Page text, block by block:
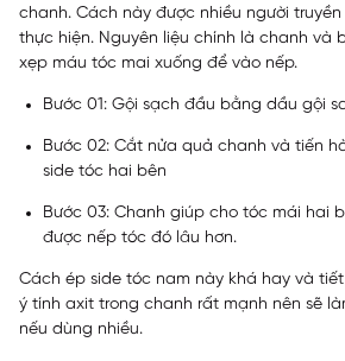
chanh. Cách này được nhiều người
thực hiện. Nguyên liệu chính là chanh và
xẹp máu tóc mai xuống để vào nếp.
Bước 01: Gội sạch đầu bằng dầu gội
Bước 02: Cắt nửa quả chanh và tiến
side tóc hai bên
Bước 03: Chanh giúp cho tóc mái hai
được nếp tóc đó lâu hơn.
Cách ép side tóc nam này khá hay và
ý tính axit trong chanh rất mạnh nên sẽ
nếu dùng nhiều.